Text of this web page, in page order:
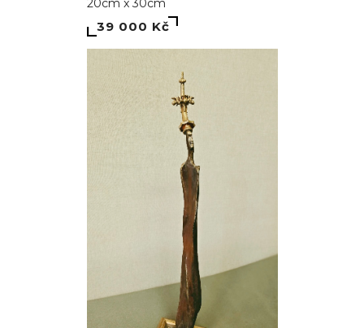
55cm x 75cm
7 000 Kč
100cm x 80cm
22 000 Kč